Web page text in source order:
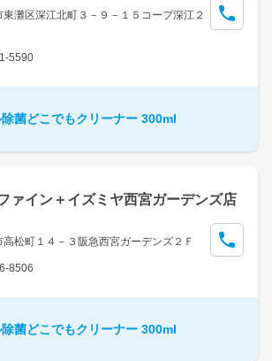
灘区深江北町３－９－１５コープ深江２
5590
菌どこでもクリーナー 300ml
ァイン＋イズミヤ西宮ガーデンズ店
松町１４－３阪急西宮ガーデンズ２Ｆ
8506
菌どこでもクリーナー 300ml